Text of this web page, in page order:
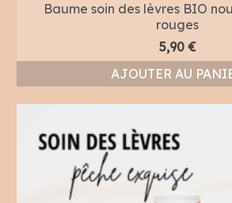
Baume soin des lèvres BIO
rouges
5,90 €
AJOUTER AU